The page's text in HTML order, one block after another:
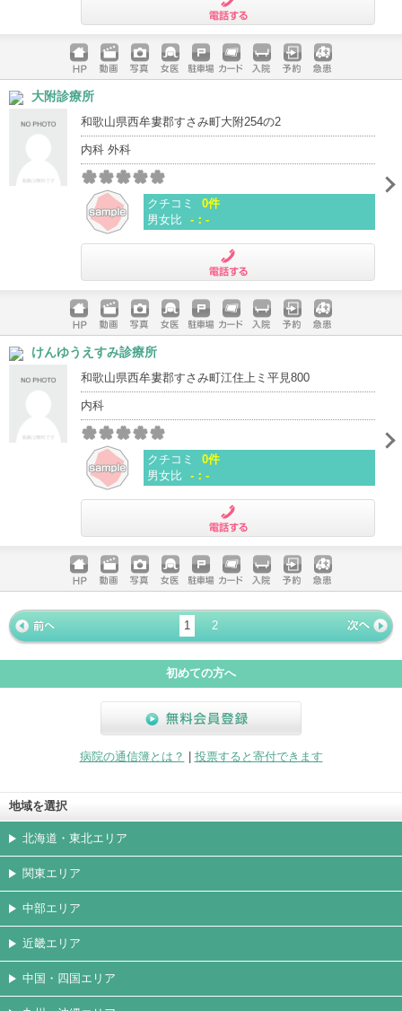
ホームペ
ージ
動画 写真 女医 駐車場
クレジッ
入院 予約 急患
大附診療所
和歌山県西牟婁郡すさみ町大附254の2
内科 外科
クチコミ
0件
男女比 -：-
ホームペ
ージ
動画 写真 女医 駐車場
クレジッ
入院 予約 急患
けんゆうえすみ診療所
和歌山県西牟婁郡すさみ町江住上ミ平見800
内科
クチコミ
0件
男女比 -：-
ホームペ
ージ
動画 写真 女医 駐車場
クレジッ
トカード
入院 予約 急患
« 前ペー
ジ
1
2
次ページ
»
初めての方へ
病院の通信簿とは？
投票すると寄付できます
地域を選択
北海道・東北エリア
関東エリア
中部エリア
近畿エリア
中国・四国エリア